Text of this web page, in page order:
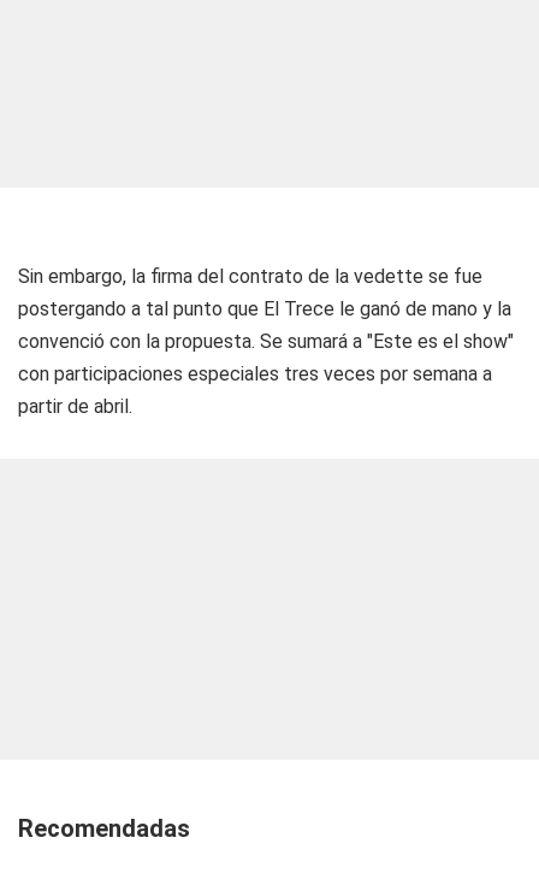
Sin embargo, la firma del contrato de la vedette se fue
postergando a tal punto que El Trece le ganó de mano y la
convenció con la propuesta. Se sumará a "Este es el show"
con participaciones especiales tres veces por semana a
partir de abril.
Recomendadas